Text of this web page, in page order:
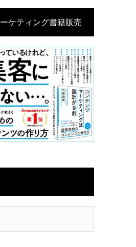
ケティング書籍販売